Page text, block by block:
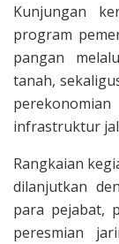
Kunjungan
program
pangan
tanah,
infrastruktur
Rangkaian
dilanjutkan
para pejabat,
peresmian